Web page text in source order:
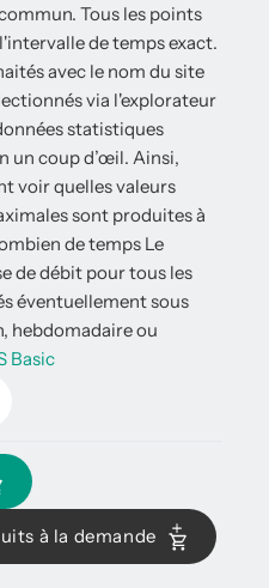
Tous les points
de temps exact.
avec le nom du site
via l'explorateur
statistiques
un coup d’œil. Ainsi,
voir quelles valeurs
sont produites à
de temps Le
de débit pour tous les
éventuellement sous
hebdomadaire ou
Basic
à la demande